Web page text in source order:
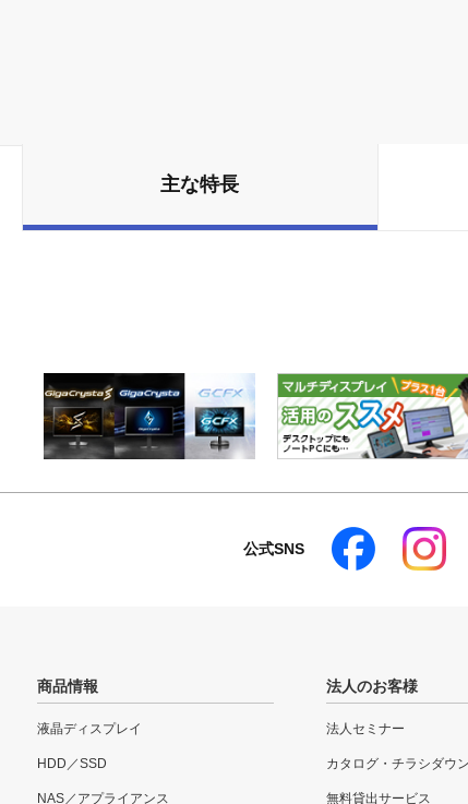
主な特長
公式SNS
商品情報
液晶ディスプレイ
HDD／SSD
NAS／アプライアンス
法人のお客様
法人セミナー
カタログ・チラシダウ
無料貸出サービス